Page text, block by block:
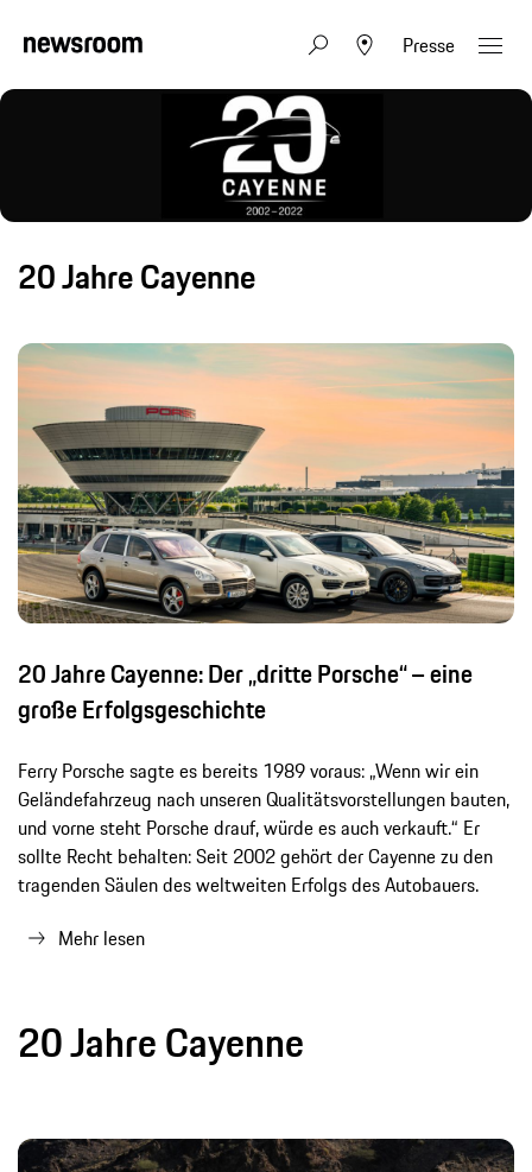
Presse
20 Jahre Cayenne
20 Jahre Cayenne: Der „dritte Porsche“ – eine
große Erfolgsgeschichte
Ferry Porsche sagte es bereits 1989 voraus: „Wenn wir ein
Geländefahrzeug nach unseren Qualitätsvorstellungen bauten,
und vorne steht Porsche drauf, würde es auch verkauft.“ Er
sollte Recht behalten: Seit 2002 gehört der Cayenne zu den
tragenden Säulen des weltweiten Erfolgs des Autobauers.
Mehr lesen
20 Jahre Cayenne